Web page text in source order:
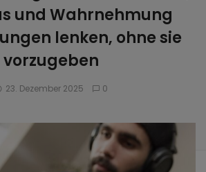
und Wahrnehmung
lenken, ohne sie
vorzugeben
23. Dezember 2025 0